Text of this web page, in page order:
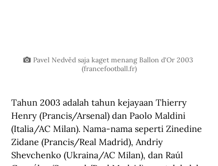
Pavel Nedvěd saja kaget menang Ballon d'Or 2003
(francefootball.fr)
Tahun 2003 adalah tahun kejayaan Thierry
Henry (Prancis/Arsenal) dan Paolo Maldini
(Italia/AC Milan). Nama-nama seperti Zinedine
Zidane (Prancis/Real Madrid), Andriy
Shevchenko (Ukraina/AC Milan), dan Raúl